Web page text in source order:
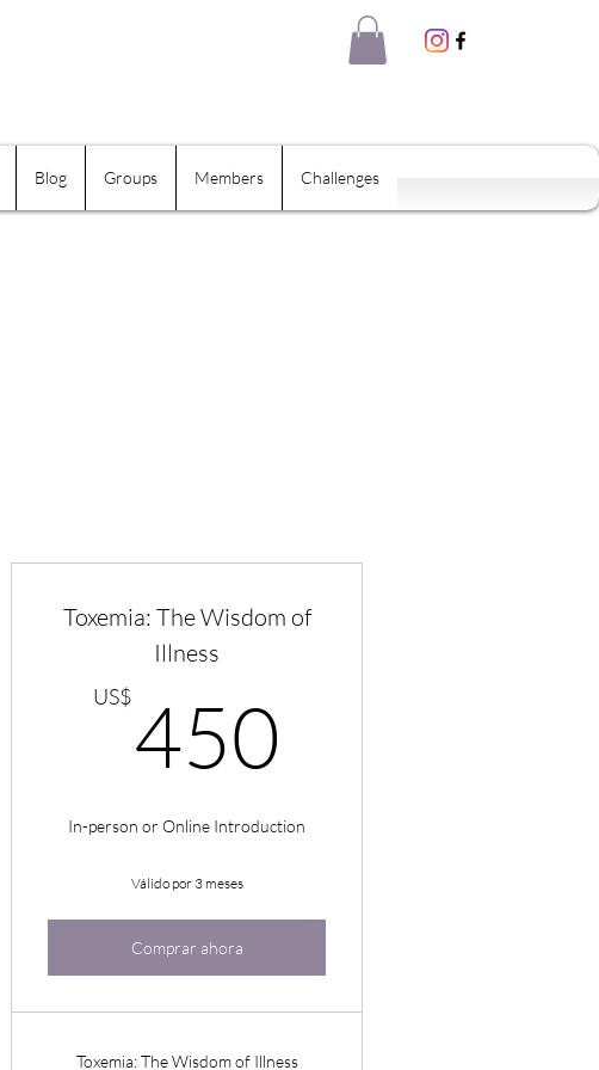
Blog Groups Members Challenges
Toxemia: The Wisdom of
Illness
US$450
In-person or Online Introduction
Válido por 3 meses
Comprar ahora
Toxemia: The Wisdom of Illness